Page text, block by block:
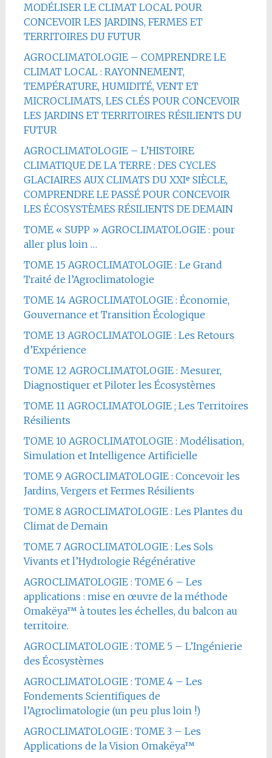
MODÉLISER LE CLIMAT LOCAL POUR
CONCEVOIR LES JARDINS, FERMES ET
TERRITOIRES DU FUTUR
AGROCLIMATOLOGIE – COMPRENDRE LE
CLIMAT LOCAL : RAYONNEMENT,
TEMPÉRATURE, HUMIDITÉ, VENT ET
MICROCLIMATS, LES CLÉS POUR CONCEVOIR
LES JARDINS ET TERRITOIRES RÉSILIENTS DU
FUTUR
AGROCLIMATOLOGIE – L’HISTOIRE
CLIMATIQUE DE LA TERRE : DES CYCLES
GLACIAIRES AUX CLIMATS DU XXIᵉ SIÈCLE,
COMPRENDRE LE PASSÉ POUR CONCEVOIR
LES ÉCOSYSTÈMES RÉSILIENTS DE DEMAIN
TOME « SUPP » AGROCLIMATOLOGIE : pour
aller plus loin …
TOME 15 AGROCLIMATOLOGIE : Le Grand
Traité de l’Agroclimatologie
TOME 14 AGROCLIMATOLOGIE : Économie,
Gouvernance et Transition Écologique
TOME 13 AGROCLIMATOLOGIE : Les Retours
d’Expérience
TOME 12 AGROCLIMATOLOGIE : Mesurer,
Diagnostiquer et Piloter les Écosystèmes
TOME 11 AGROCLIMATOLOGIE ; Les Territoires
Résilients
TOME 10 AGROCLIMATOLOGIE : Modélisation,
Simulation et Intelligence Artificielle
TOME 9 AGROCLIMATOLOGIE : Concevoir les
Jardins, Vergers et Fermes Résilients
TOME 8 AGROCLIMATOLOGIE : Les Plantes du
Climat de Demain
TOME 7 AGROCLIMATOLOGIE : Les Sols
Vivants et l’Hydrologie Régénérative
AGROCLIMATOLOGIE : TOME 6 – Les
applications : mise en œuvre de la méthode
Omakëya™ à toutes les échelles, du balcon au
territoire.
AGROCLIMATOLOGIE : TOME 5 – L’Ingénierie
des Écosystèmes
AGROCLIMATOLOGIE : TOME 4 – Les
Fondements Scientifiques de
l’Agroclimatologie (un peu plus loin !)
AGROCLIMATOLOGIE : TOME 3 – Les
Applications de la Vision Omakëya™